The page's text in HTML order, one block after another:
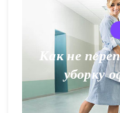
Как не
уборку